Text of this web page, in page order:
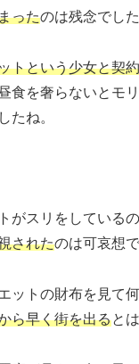
ったのは残念でした
トという少女と契
食を奢らないとモ
たね。
がスリをしている
されたのは可哀想で
ットの財布を見て何
ら早く街を出ると